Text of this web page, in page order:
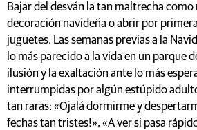
Bajar del desván la tan maltrecha como
decoración navideña o abrir por
juguetes. Las semanas previas a la
lo más parecido a la vida en un parque
ilusión y la exaltación ante lo más
interrumpidas por algún estúpido
tan raras: «Ojalá dormirme y
fechas tan tristes!», «A ver si pasa